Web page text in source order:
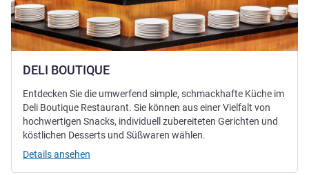
DELI BOUTIQUE
Entdecken Sie die umwerfend simple, schmackhafte Küche im
Deli Boutique Restaurant. Sie können aus einer Vielfalt von
hochwertigen Snacks, individuell zubereiteten Gerichten und
köstlichen Desserts und Süßwaren wählen.
Details ansehen